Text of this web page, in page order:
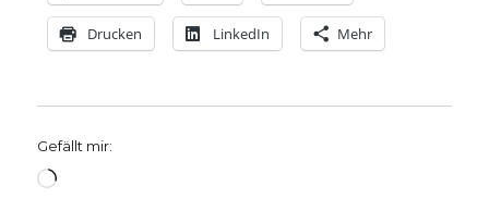
Drucken LinkedIn Mehr
Gefällt mir:
Wird